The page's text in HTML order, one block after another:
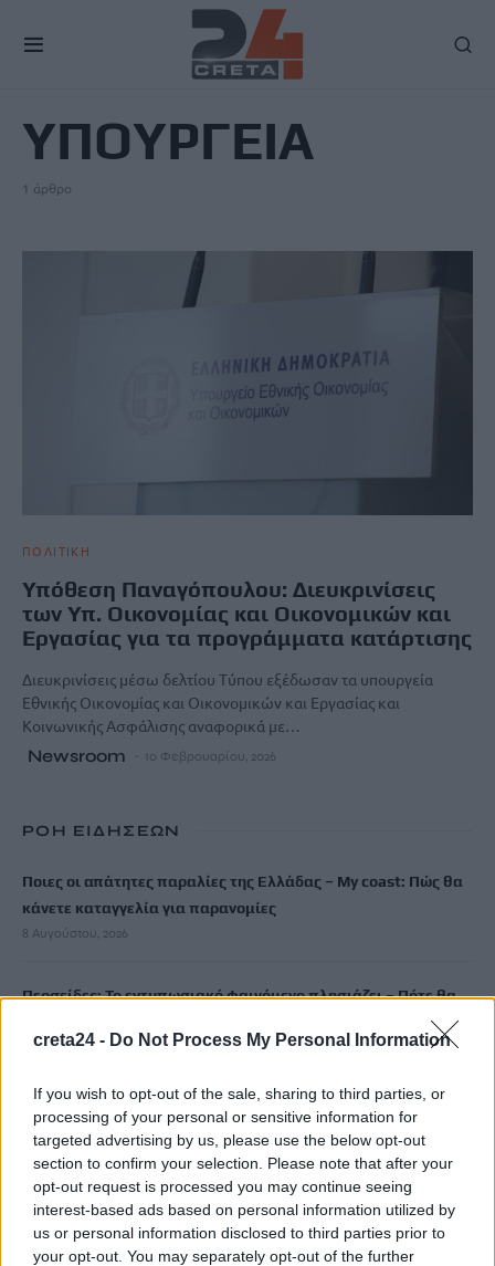
creta24 - Do Not Process My Personal Information
If you wish to opt-out of the sale, sharing to third parties, or
processing of your personal or sensitive information for
targeted advertising by us, please use the below opt-out
section to confirm your selection. Please note that after your
opt-out request is processed you may continue seeing
interest-based ads based on personal information utilized by
us or personal information disclosed to third parties prior to
your opt-out. You may separately opt-out of the further
ΥΠΟΥΡΓΕΙΑ
1 άρθρο
ΠΟΛΙΤΙΚΗ
Υπόθεση Παναγόπουλου: Διευκρινίσεις
των Υπ. Οικονομίας και Οικονομικών και
Εργασίας για τα προγράμματα κατάρτισης
Διευκρινίσεις μέσω δελτίου Τύπου εξέδωσαν τα υπουργεία
Εθνικής Οικονομίας και Οικονομικών και Εργασίας και
Κοινωνικής Ασφάλισης αναφορικά με…
Newsroom 10 Φεβρουαρίου, 2026
ΡΟΗ ΕΙΔΗΣΕΩΝ
Ποιες οι απάτητες παραλίες της Ελλάδας – My coast: Πώς θα
κάνετε καταγγελία για παρανομίες
8 Αυγούστου, 2026
Περσείδες: Το εντυπωσιακό φαινόμενο πλησιάζει – Πότε θα
8 Αυγούστου, 2026
Ενοίκια: Πότε γίνονται υποχρεωτικές οι πληρωμές μέσω
τραπεζών
8 Αυγούστου, 2026
Ισπανία: Η συγκινητική επανένωση γυναίκας με τα
γαϊδουράκια της μετά τις πυρκαγιές